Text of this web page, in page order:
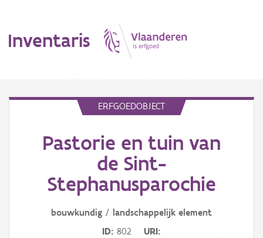
Inventaris
Erfgoedobject
Waarneming
ERFGOEDOBJECT
Pastorie en tuin van
de Sint-
Stephanusparochie
bouwkundig / landschappelijk element
ID 802
URI